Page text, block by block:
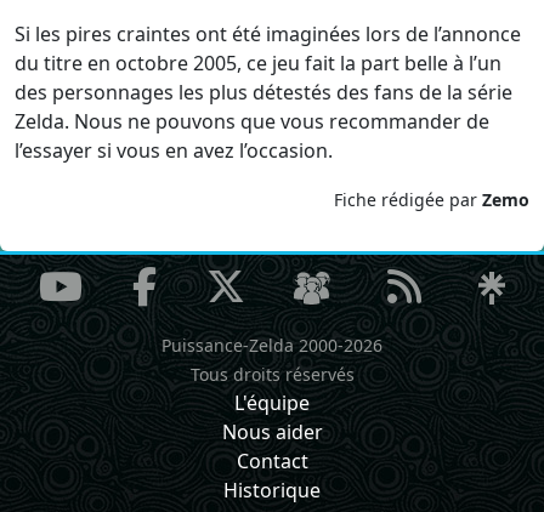
Si les pires craintes ont été imaginées lors de l’annonce
du titre en octobre 2005, ce jeu fait la part belle à l’un
des personnages les plus détestés des fans de la série
Zelda. Nous ne pouvons que vous recommander de
l’essayer si vous en avez l’occasion.
Fiche rédigée par Zemo
Puissance-Zelda 2000-2026
Tous droits réservés
L'équipe
Nous aider
Contact
Historique